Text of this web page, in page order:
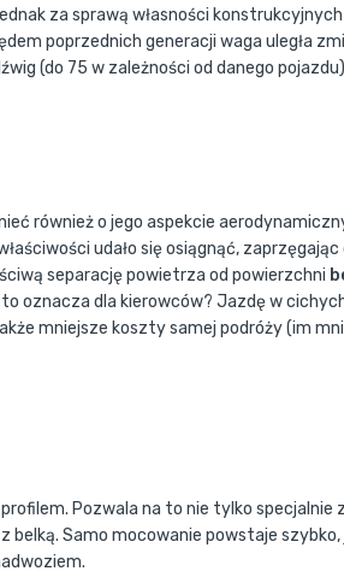
za sprawą własności
poprzednich generacji waga uległa
(do 75 w zależności od danego
również o jego aspekcie
udało się osiągnąć,
separację powietrza od powierzchni
oznacza dla kierowców? Jazdę w
mniejsze koszty samej podróży (im
Pozwala na to nie tylko specjalnie
belką. Samo mocowanie powstaje